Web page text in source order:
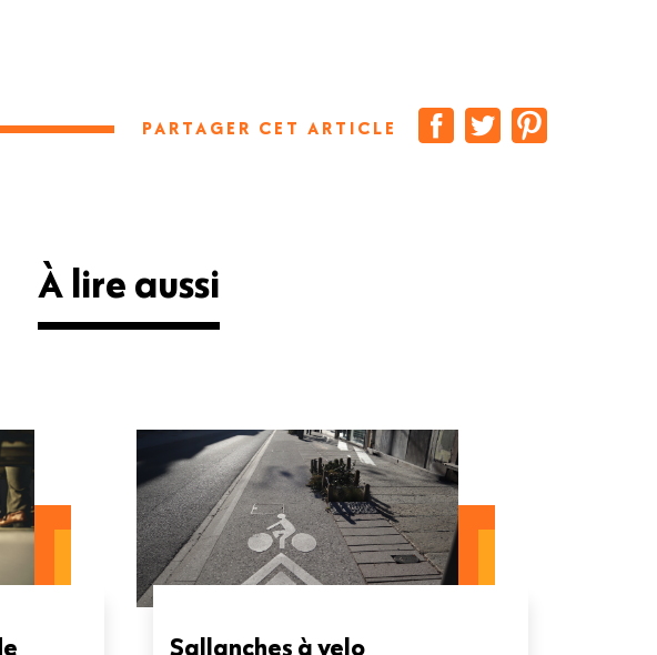
PARTAGER CET ARTICLE
À lire aussi
Sallanches à velo